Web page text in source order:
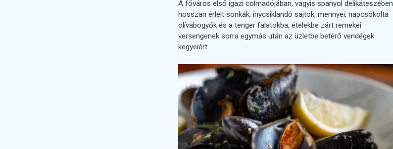
A főváros első igazi colmadójában, vagyis spanyol delikáteszében
hosszan érlelt sonkák, ínycsiklandó sajtok, mennyei, napcsókolta
olívabogyók és a tenger falatokba, ételekbe zárt remekei
versengenek sorra egymás után az üzletbe betérő vendégek
kegyeiért.